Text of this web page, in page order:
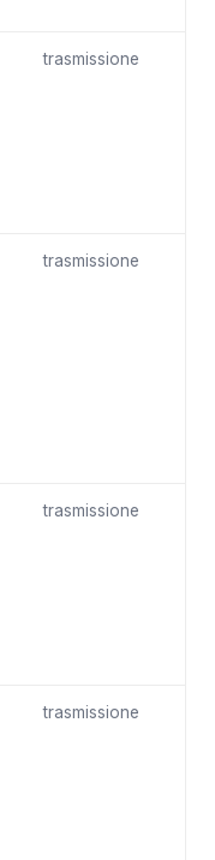
trasmissione
trasmissione
trasmissione
trasmissione